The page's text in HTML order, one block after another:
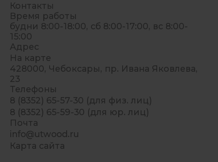
Контакты
Время работы
будни 8:00-18:00, сб 8:00-17:00, вс 8:00-
15:00
Адрес
На карте
428000, Чебоксары, пр. Ивана Яковлева,
23
Телефоны
8 (8352) 65-57-30 (для физ. лиц)
8 (8352) 65-59-30 (для юр. лиц)
Почта
info@utwood.ru
Карта сайта